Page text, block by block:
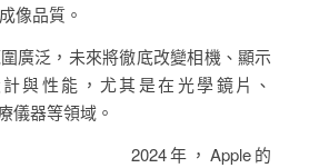
像品質。
廣泛，未來將徹底改變相機、顯示
與性能，尤其是在光學鏡片、
儀器等領域。
2024年，Apple的